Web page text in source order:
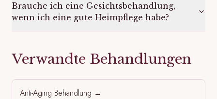
Brauche ich eine Gesichtsbehandlung,
wenn ich eine gute Heimpflege habe?
Verwandte Behandlungen
Anti-Aging Behandlung →